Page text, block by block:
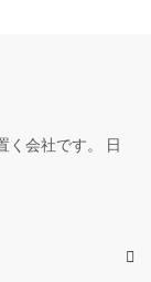
く会社です。 日